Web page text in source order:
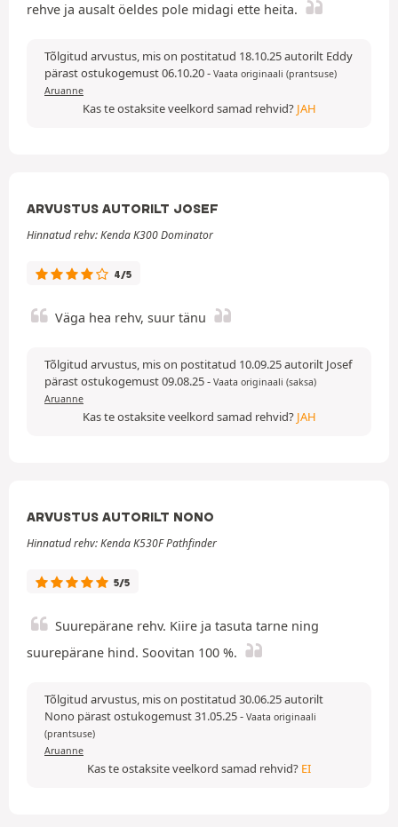
rehve ja ausalt öeldes pole midagi ette heita.
Tõlgitud arvustus, mis on postitatud 18.10.25 autorilt Eddy
pärast ostukogemust 06.10.20- Vaata originaali (prantsuse)
Aruanne
Kas te ostaksite veelkord samad rehvid? JAH
ARVUSTUS AUTORILT JOSEF
Hinnatud rehv: Kenda K300 Dominator
4/5
Väga hea rehv, suur tänu
Tõlgitud arvustus, mis on postitatud 10.09.25 autorilt Josef
pärast ostukogemust 09.08.25- Vaata originaali (saksa)
Aruanne
Kas te ostaksite veelkord samad rehvid? JAH
ARVUSTUS AUTORILT NONO
Hinnatud rehv: Kenda K530F Pathfinder
5/5
Suurepärane rehv. Kiire ja tasuta tarne ning
suurepärane hind. Soovitan 100 %.
Tõlgitud arvustus, mis on postitatud 30.06.25 autorilt
Nono pärast ostukogemust 31.05.25- Vaata originaali
(prantsuse)
Aruanne
Kas te ostaksite veelkord samad rehvid? EI